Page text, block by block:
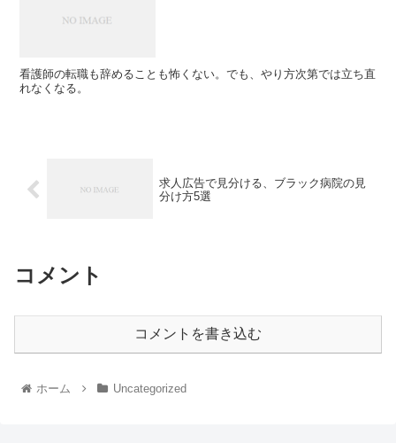
看護師の転職も辞めることも怖くない。でも、やり方次第では立ち直
れなくなる。
求人広告で見分ける、ブラック病院の見
分け方5選
コメント
コメントを書き込む
ホーム Uncategorized